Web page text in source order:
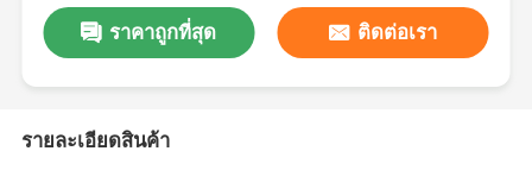
ราคาถูกที่สุด ติดต่อเรา
รายละเอียดสินค้า